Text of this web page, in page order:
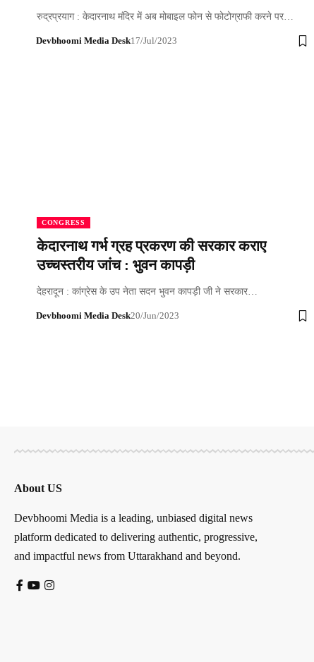
रुद्रप्रयाग : केदारनाथ मंदिर में अब मोबाइल फोन से फोटोग्राफी करने पर…
Devbhoomi Media Desk17/Jul/2023
CONGRESS
केदारनाथ गर्भ ग्रह प्रकरण की सरकार कराए
उच्चस्तरीय जांच : भुवन कापड़ी
देहरादून : कांग्रेस के उप नेता सदन भुवन कापड़ी जी ने सरकार…
Devbhoomi Media Desk20/Jun/2023
About US
Devbhoomi Media is a leading, unbiased digital news
platform dedicated to delivering authentic, progressive,
and impactful news from Uttarakhand and beyond.